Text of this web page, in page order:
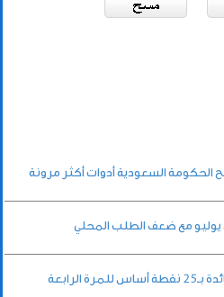
الحكومة السعودية أدوات أكثر مرونة
يوليو مع ضعف الطلب المحلي
الرابعة